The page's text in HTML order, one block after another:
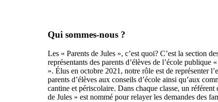
Qui sommes-nous ?
Les « Parents de Jules », c’est quoi? C’est la section
représentants des parents d’élèves de l’école publique
». Élus en octobre 2021, notre rôle est de représenter
parents d’élèves aux conseils d’école ainsi qu’aux
cantine et périscolaire. Dans chaque classe, un référent
de Jules » est nommé pour relayer les demandes des